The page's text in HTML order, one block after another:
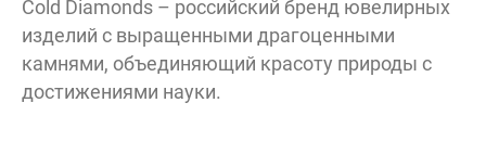
Cold Diamonds – российский бренд ювелирных
изделий с выращенными драгоценными
камнями, объединяющий красоту природы с
достижениями науки.